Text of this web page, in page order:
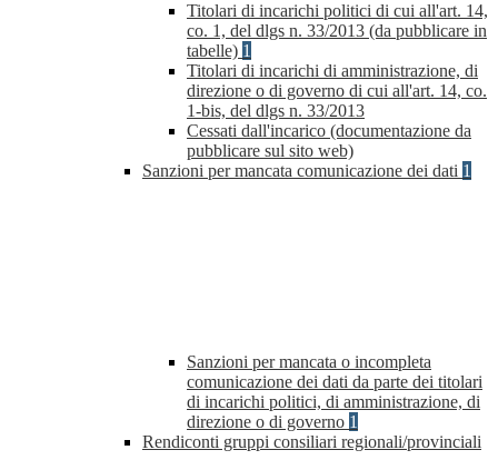
Titolari di incarichi politici di cui all'art. 14,
co. 1, del dlgs n. 33/2013 (da pubblicare in
tabelle) 1
Titolari di incarichi di amministrazione, di
direzione o di governo di cui all'art. 14, co.
1-bis, del dlgs n. 33/2013
Cessati dall'incarico (documentazione da
pubblicare sul sito web)
Sanzioni per mancata comunicazione dei dati 1
Sanzioni per mancata o incompleta
comunicazione dei dati da parte dei titolari
di incarichi politici, di amministrazione, di
direzione o di governo 1
Rendiconti gruppi consiliari regionali/provinciali